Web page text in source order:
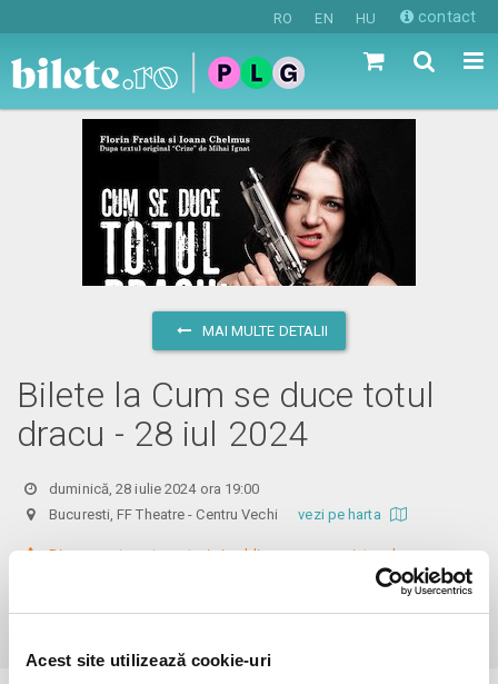
Acest site utilizează cookie-uri
RO EN HU contact
MAI MULTE DETALII
Bilete la Cum se duce totul
dracu - 28 iul 2024
duminică, 28 iulie 2024 ora 19:00
Bucuresti, FF Theatre - Centru Vechivezi pe harta
Din respect pentru actori si public avem rugamintea de a va
prezenta cu cel putin 30 de minute inainte de inceperea spectacolului.